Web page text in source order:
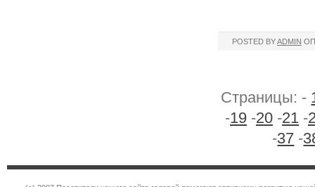
POSTED BYADMIN
Страницы: -
-19 -20 -21 -
-37 -